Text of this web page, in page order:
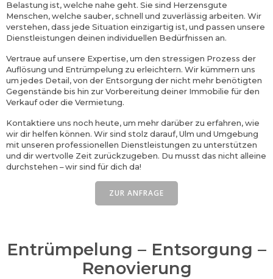
Belastung ist, welche nahe geht. Sie sind Herzensgute
Menschen, welche sauber, schnell und zuverlässig arbeiten. Wir
verstehen, dass jede Situation einzigartig ist, und passen unsere
Dienstleistungen deinen individuellen Bedürfnissen an.
Vertraue auf unsere Expertise, um den stressigen Prozess der
Auflösung und Entrümpelung zu erleichtern. Wir kümmern uns
um jedes Detail, von der Entsorgung der nicht mehr benötigten
Gegenstände bis hin zur Vorbereitung deiner Immobilie für den
Verkauf oder die Vermietung.
Kontaktiere uns noch heute, um mehr darüber zu erfahren, wie
wir dir helfen können. Wir sind stolz darauf, Ulm und Umgebung
mit unseren professionellen Dienstleistungen zu unterstützen
und dir wertvolle Zeit zurückzugeben. Du musst das nicht alleine
durchstehen – wir sind für dich da!
ZUR ANFRAGE
Entrümpelung – Entsorgung –
Renovierung